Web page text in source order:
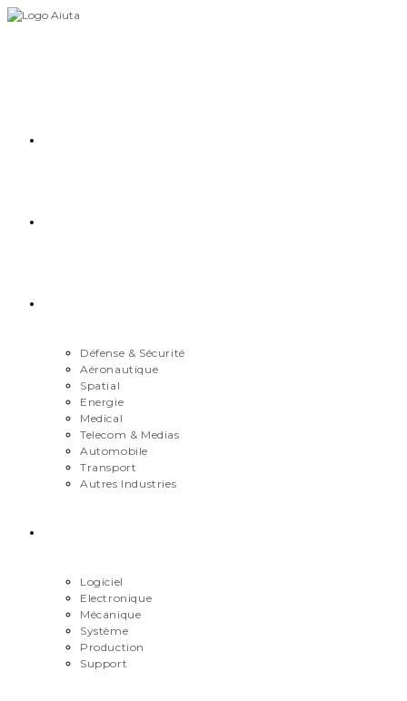
Skip
Défense & Sécurité
Aéronautique
Spatial
Energie
Medical
Telecom & Medias
Automobile
Transport
Autres Industries
Logiciel
Electronique
Mécanique
Système
Production
Support